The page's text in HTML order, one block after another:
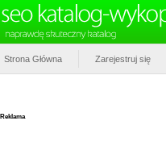
Strona Główna Zarejestruj się
Reklama